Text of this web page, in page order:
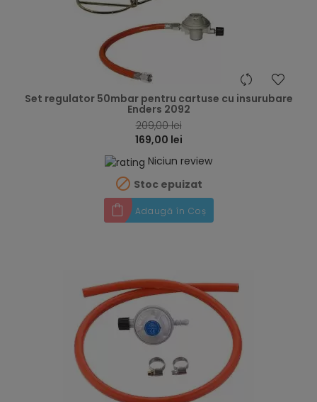
Set regulator 50mbar pentru cartuse cu insurubare
Enders 2092
209,00 lei
169,00 lei
Niciun review
 Stoc epuizat
Adaugă în Coș